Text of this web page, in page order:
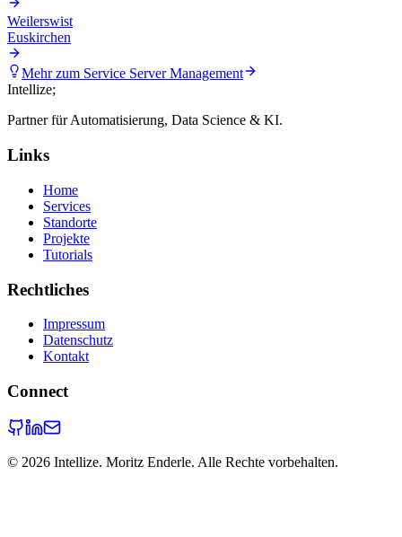
Weilerswist
Euskirchen
Mehr zum Service Server Management
Intellize;
Partner für Automatisierung, Data Science & KI.
Links
Home
Services
Standorte
Projekte
Tutorials
Rechtliches
Impressum
Datenschutz
Kontakt
Connect
© 2026 Intellize. Moritz Enderle. Alle Rechte vorbehalten.